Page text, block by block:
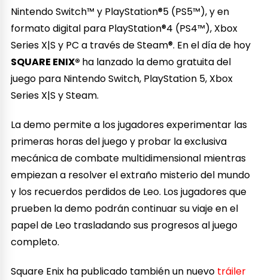
Nintendo Switch™ y PlayStation®5 (PS5™), y en
formato digital para PlayStation®4 (PS4™), Xbox
Series X|S y PC a través de Steam®. En el día de hoy
SQUARE ENIX® ha lanzado la demo gratuita del
juego para Nintendo Switch, PlayStation 5, Xbox
Series X|S y Steam.
La demo permite a los jugadores experimentar las
primeras horas del juego y probar la exclusiva
mecánica de combate multidimensional mientras
empiezan a resolver el extraño misterio del mundo
y los recuerdos perdidos de Leo. Los jugadores que
prueben la demo podrán continuar su viaje en el
papel de Leo trasladando sus progresos al juego
completo.
Square Enix ha publicado también un nuevo tráiler